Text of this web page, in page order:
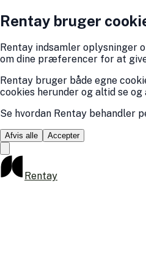
Rentay bruger
Rentay indsamler oplysninger
om dine præferencer for at
Rentay bruger både egne
cookies herunder og altid se
Se hvordan Rentay behandler
Afvis alle Accepter
Rentay